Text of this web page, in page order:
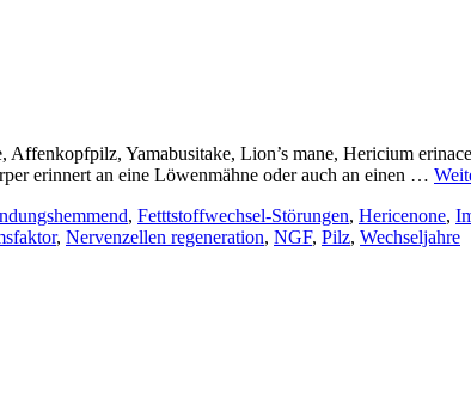
Yamabusitake, Lion’s mane, Hericium
erinnert an eine Löwenmähne oder auch an einen …
, Fetttstoffwechsel-Störungen, Hericenone,
, Nervenzellen regeneration, NGF, Pilz, Wechseljahre